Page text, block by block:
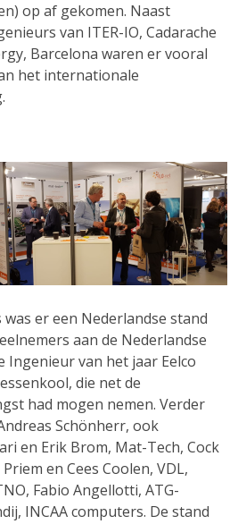
op af gekomen. Naast
van ITER-IO, Cadarache
Barcelona waren er vooral
het internationale
er een Nederlandse stand
aan de Nederlandse
Ingenieur van het jaar Eelco
die net de
had mogen nemen. Verder
Schönherr, ook
en Erik Brom, Mat-Tech, Cock
en Cees Coolen, VDL,
Fabio Angellotti, ATG-
INCAA computers. De stand